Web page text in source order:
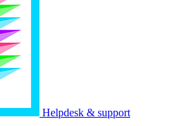
Helpdesk & support